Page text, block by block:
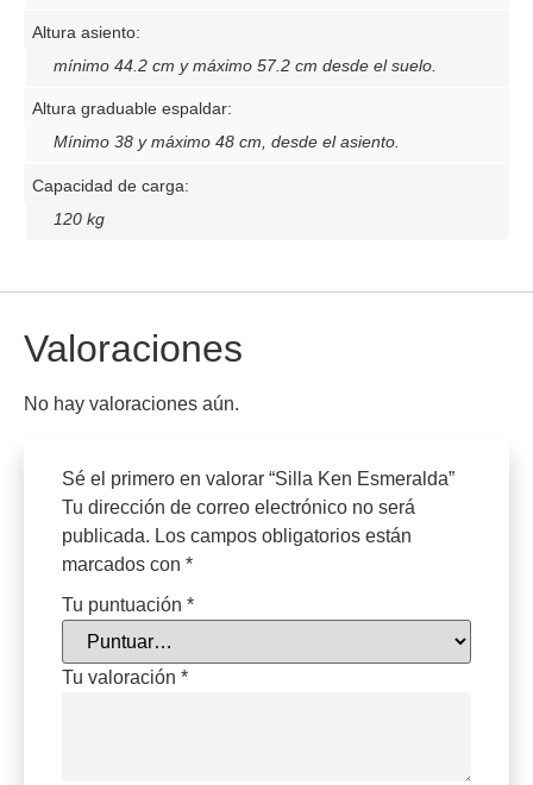
Altura asiento:
mínimo 44.2 cm y máximo 57.2 cm desde el suelo.
Altura graduable espaldar:
Mínimo 38 y máximo 48 cm, desde el asiento.
Capacidad de carga:
120 kg
Valoraciones
No hay valoraciones aún.
Sé el primero en valorar “Silla Ken Esmeralda”
Tu dirección de correo electrónico no será
publicada. Los campos obligatorios están
marcados con *
Tu puntuación *
Tu valoración *